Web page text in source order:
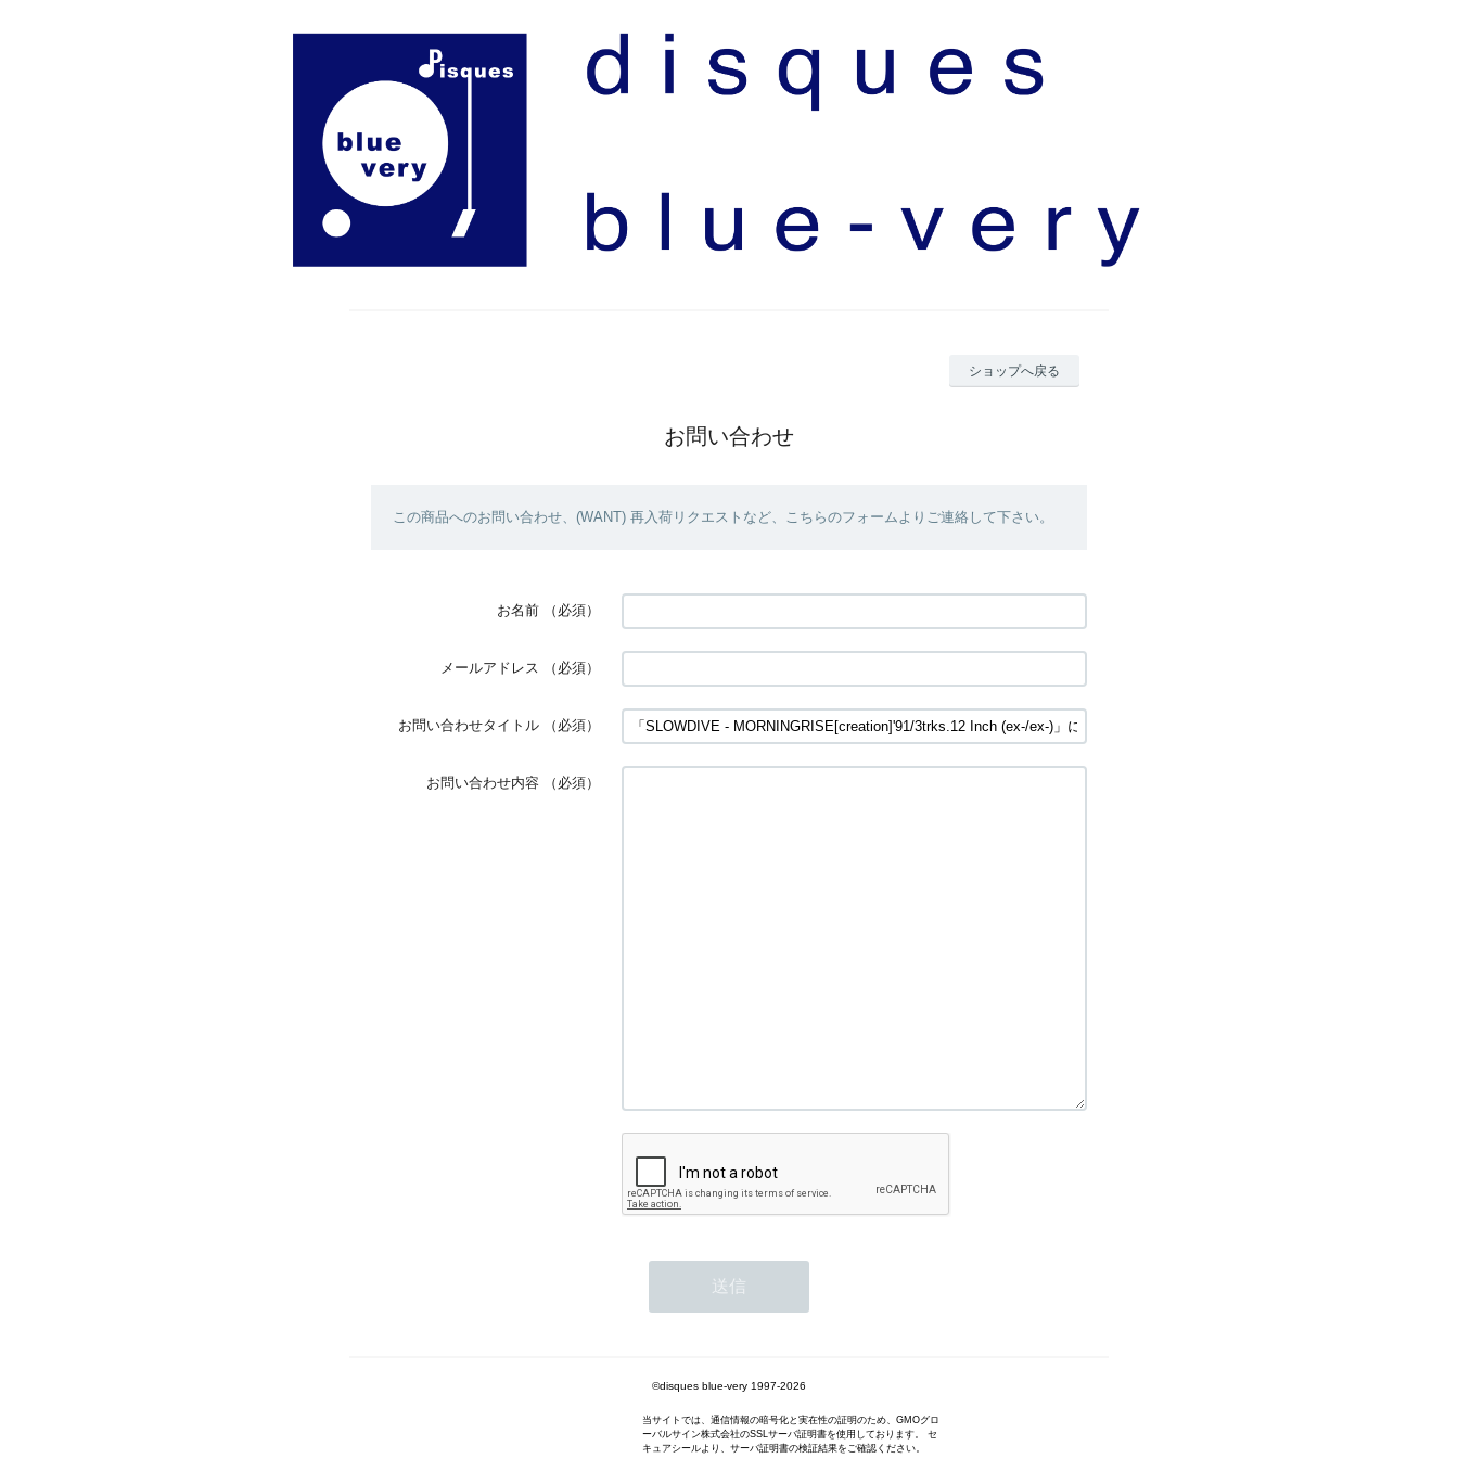
ショップへ戻る
お問い合わせ
この商品へのお問い合わせ、(WANT) 再入荷リクエストなど、こちらのフォームよりご連絡して下さい。
お名前 （必須）
メールアドレス （必須）
お問い合わせタイトル （必須）
お問い合わせ内容 （必須）
©disques blue-very 1997-2026
当サイトでは、通信情報の暗号化と実在性の証明のため、GMOグロ
ーバルサイン株式会社のSSLサーバ証明書を使用しております。 セ
キュアシールより、サーバ証明書の検証結果をご確認ください。